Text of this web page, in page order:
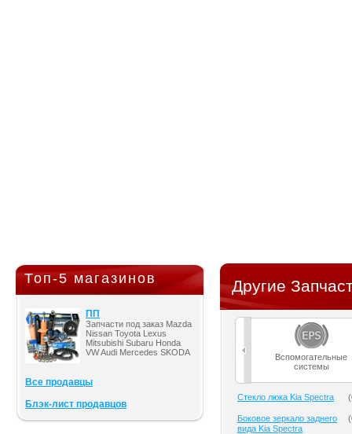
Топ-5 магазинов
ПП
Запчасти под заказ Mazda
Nissan Toyota Lexus
Mitsubishi Subaru Honda
VW Audi Mercedes SKODA
Все продавцы
Блэк-лист продавцов
Другие
Вспомогательные
системы
Cтекло люка Kia Spectra (
Боковое зеркало заднего
вида Kia Spectra
(